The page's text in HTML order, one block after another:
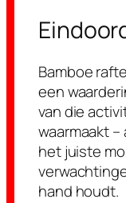
Bamboe
een
van die
waarmaakt
het juiste
hand houdt.